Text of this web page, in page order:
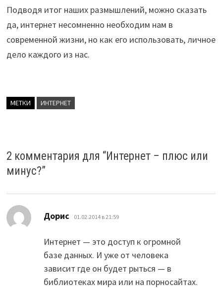
Подводя итог наших размышлений, можно сказать
да, интернет несомненно необходим нам в
современной жизни, но как его использовать, личное
дело каждого из нас.
МЕТКИ ИНТЕРНЕТ
2 комментария для “Интернет – плюс или
минус?”
Дорис 01.02.2014 в 21:59
Интернет — это доступ к огромной
базе данных. И уже от человека
зависит где он будет рыться — в
библиотеках мира или на порносайтах.